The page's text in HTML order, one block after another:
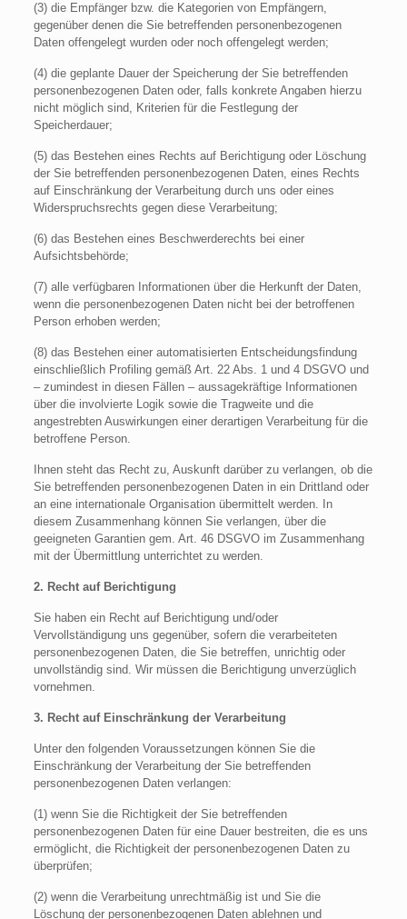
(3) die Empfänger bzw. die Kategorien von Empfängern,
gegenüber denen die Sie betreffenden personenbezogenen
Daten offengelegt wurden oder noch offengelegt werden;
(4) die geplante Dauer der Speicherung der Sie betreffenden
personenbezogenen Daten oder, falls konkrete Angaben hierzu
nicht möglich sind, Kriterien für die Festlegung der
Speicherdauer;
(5) das Bestehen eines Rechts auf Berichtigung oder Löschung
der Sie betreffenden personenbezogenen Daten, eines Rechts
auf Einschränkung der Verarbeitung durch uns oder eines
Widerspruchsrechts gegen diese Verarbeitung;
(6) das Bestehen eines Beschwerderechts bei einer
Aufsichtsbehörde;
(7) alle verfügbaren Informationen über die Herkunft der Daten,
wenn die personenbezogenen Daten nicht bei der betroffenen
Person erhoben werden;
(8) das Bestehen einer automatisierten Entscheidungsfindung
einschließlich Profiling gemäß Art. 22 Abs. 1 und 4 DSGVO und
– zumindest in diesen Fällen – aussagekräftige Informationen
über die involvierte Logik sowie die Tragweite und die
angestrebten Auswirkungen einer derartigen Verarbeitung für die
betroffene Person.
Ihnen steht das Recht zu, Auskunft darüber zu verlangen, ob die
Sie betreffenden personenbezogenen Daten in ein Drittland oder
an eine internationale Organisation übermittelt werden. In
diesem Zusammenhang können Sie verlangen, über die
geeigneten Garantien gem. Art. 46 DSGVO im Zusammenhang
mit der Übermittlung unterrichtet zu werden.
2. Recht auf Berichtigung
Sie haben ein Recht auf Berichtigung und/oder
Vervollständigung uns gegenüber, sofern die verarbeiteten
personenbezogenen Daten, die Sie betreffen, unrichtig oder
unvollständig sind. Wir müssen die Berichtigung unverzüglich
vornehmen.
3. Recht auf Einschränkung der Verarbeitung
Unter den folgenden Voraussetzungen können Sie die
Einschränkung der Verarbeitung der Sie betreffenden
personenbezogenen Daten verlangen:
(1) wenn Sie die Richtigkeit der Sie betreffenden
personenbezogenen Daten für eine Dauer bestreiten, die es uns
ermöglicht, die Richtigkeit der personenbezogenen Daten zu
überprüfen;
(2) wenn die Verarbeitung unrechtmäßig ist und Sie die
Löschung der personenbezogenen Daten ablehnen und